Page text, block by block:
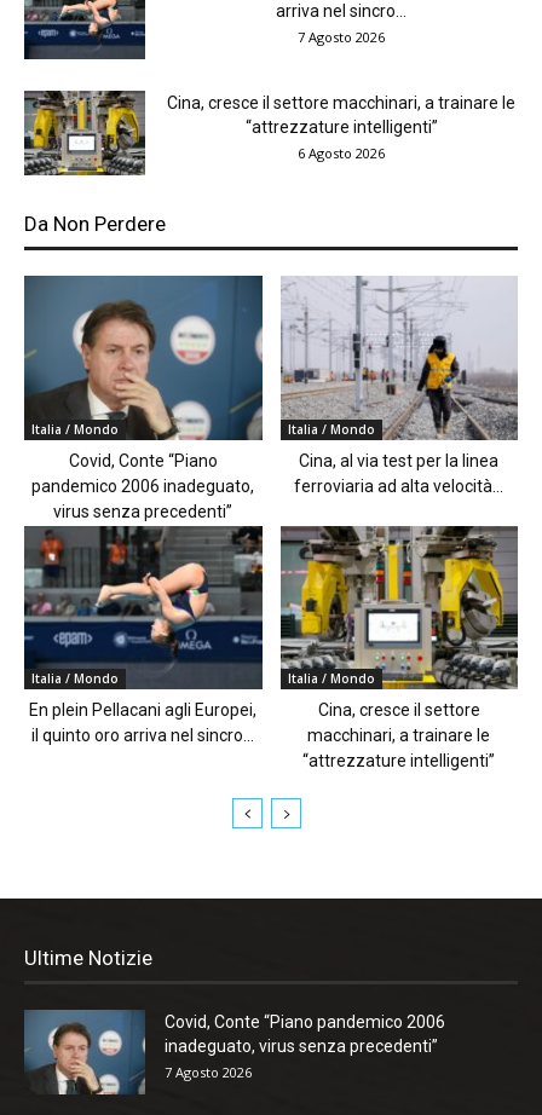
arriva nel sincro...
7 Agosto 2026
Cina, cresce il settore macchinari, a trainare le
“attrezzature intelligenti”
6 Agosto 2026
Da Non Perdere
Italia / Mondo
Covid, Conte “Piano
pandemico 2006 inadeguato,
virus senza precedenti”
Italia / Mondo
Cina, al via test per la linea
ferroviaria ad alta velocità...
Italia / Mondo
En plein Pellacani agli Europei,
il quinto oro arriva nel sincro...
Italia / Mondo
Cina, cresce il settore
macchinari, a trainare le
“attrezzature intelligenti”
Ultime Notizie
Covid, Conte “Piano pandemico 2006
inadeguato, virus senza precedenti”
7 Agosto 2026